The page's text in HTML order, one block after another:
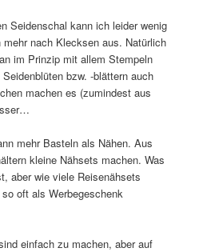
Seidenschal kann ich leider wenig
nach Klecksen aus. Natürlich
im Prinzip mit allem Stempeln
bzw. -blättern auch
machen es (zumindest aus
mehr Basteln als Nähen. Aus
kleine Nähsets machen. Was
aber wie viele Reisenähsets
oft als Werbegeschenk
einfach zu machen, aber auf